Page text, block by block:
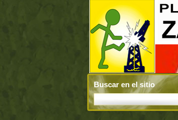
Buscar en el sitio